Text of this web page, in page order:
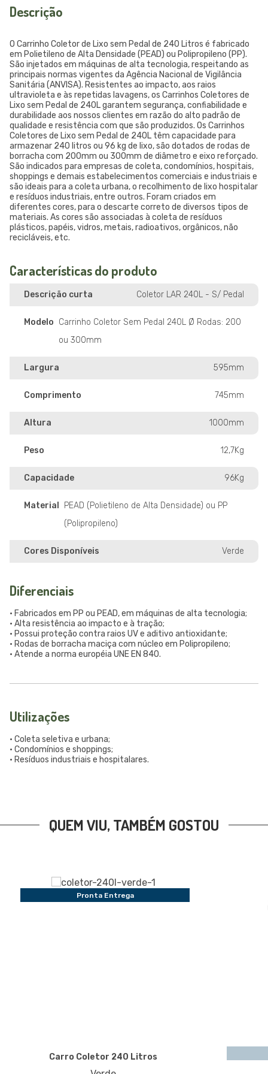
Descrição
O Carrinho Coletor de Lixo sem Pedal de 240 Litros é fabricado
em Polietileno de Alta Densidade (PEAD) ou Polipropileno (PP).
São injetados em máquinas de alta tecnologia, respeitando as
principais normas vigentes da Agência Nacional de Vigilância
Sanitária (ANVISA). Resistentes ao impacto, aos raios
ultravioleta e às repetidas lavagens, os Carrinhos Coletores de
Lixo sem Pedal de 240L garantem segurança, confiabilidade e
durabilidade aos nossos clientes em razão do alto padrão de
qualidade e resistência com que são produzidos. Os Carrinhos
Coletores de Lixo sem Pedal de 240L têm capacidade para
armazenar 240 litros ou 96 kg de lixo, são dotados de rodas de
borracha com 200mm ou 300mm de diâmetro e eixo reforçado.
São indicados para empresas de coleta, condomínios, hospitais,
shoppings e demais estabelecimentos comerciais e industriais e
são ideais para a coleta urbana, o recolhimento de lixo hospitalar
e resíduos industriais, entre outros. Foram criados em
diferentes cores, para o descarte correto de diversos tipos de
materiais. As cores são associadas à coleta de resíduos
plásticos, papéis, vidros, metais, radioativos, orgânicos, não
recicláveis, etc.
Características do produto
Descrição curta Coletor LAR 240L - S/ Pedal
Modelo Carrinho Coletor Sem Pedal 240L Ø Rodas: 200
ou 300mm
Largura 595mm
Comprimento 745mm
Altura 1000mm
Peso 12,7Kg
Capacidade 96Kg
Material
PEAD (Polietileno de Alta Densidade) ou PP
(Polipropileno)
Cores Disponíveis Verde
Diferenciais
• Fabricados em PP ou PEAD, em máquinas de alta tecnologia;
• Alta resistência ao impacto e à tração;
• Possui proteção contra raios UV e aditivo antioxidante;
• Rodas de borracha maciça com núcleo em Polipropileno;
• Atende a norma européia UNE EN 840.
Utilizações
• Coleta seletiva e urbana;
• Condomínios e shoppings;
• Resíduos industriais e hospitalares.
QUEM VIU, TAMBÉM GOSTOU
Pronta Entrega
Carro Coletor 240 Litros